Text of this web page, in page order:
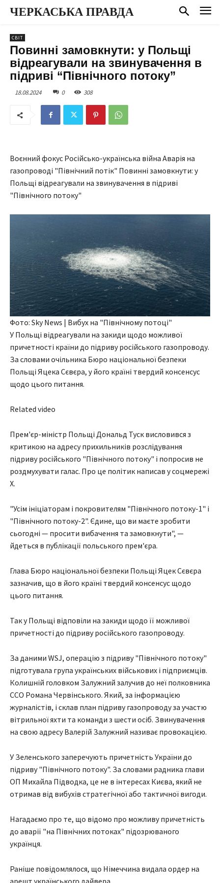
ЧЕРКАСЬКА ПРАВДА
СВІТ
Повинні замовкнути: у Польщі
відреагували на звинувачення в
підриві “Північного потоку”
18.08.2024 0 308
Воєнний фокус Російсько-українська війна Аварія на
газопроводі "Північний потік" Повинні замовкнути: у
Польщі відреагували на звинувачення в підриві
"Північного потоку"
Фото: Sky News | Вибух на "Північному потоці"
У Польщі відреагували на закиди щодо можливої
причетності країни до підриву російського газопроводу.
За словами очільника Бюро національної безпеки
Польщі Яцека Сєвєра, у його країні твердий консенсус
щодо цього питання.
Related video
Прем'єр-міністр Польщі Дональд Туск висловився з
критикою на адресу прихильників розслідування
підриву російського "Північного потоку" і попросив не
роздмухувати галас. Про це політик написав у соцмережі
Х.
"Усім ініціаторам і покровителям "Північного потоку-1" і
"Північного потоку-2". Єдине, що ви маєте зробити
сьогодні — просити вибачення та замовкнути", —
йдеться в публікації польського прем'єра.
Глава Бюро національної безпеки Польщі Яцек Сєвєра
зазначив, що в його країні твердий консенсус щодо
цього питання.
Так у Польщі відповіли на закиди щодо її можливої
причетності до підриву російського газопроводу.
За даними WSJ, операцію з підриву "Північного потоку"
підготувала група українських військових і підприємців.
Колишній головком Залужний залучив до неї полковника
ССО Романа Червінського. Який, за інформацією
журналістів, і склав план підриву газопроводу за участю
вітрильної яхти та команди з шести осіб. Звинувачення
на свою адресу Валерій Залужний називає провокацією.
У Зеленського заперечують причетність України до
підриву "Північного потоку". За словами радника глави
ОП Михайла Підводка, це не в інтересах Києва, який не
отримав від вибухів стратегічної або тактичної вигоди.
Нагадаємо про те, що відомо про можливу причетність
до аварії "на Північних потоках" підозрюваного
українця.
Раніше повідомлялося, що Німеччина видала ордер на
арешт українського дайвера.